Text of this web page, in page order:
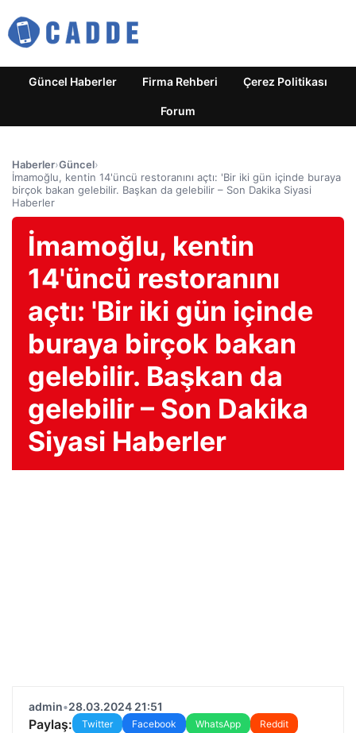
Güncel Haberler Firma Rehberi Çerez Politikası
Forum
Haberler›Güncel›
İmamoğlu, kentin 14'üncü restoranını açtı: 'Bir iki gün içinde buraya
birçok bakan gelebilir. Başkan da gelebilir – Son Dakika Siyasi
Haberler
İmamoğlu, kentin
14'üncü restoranını
açtı: 'Bir iki gün içinde
buraya birçok bakan
gelebilir. Başkan da
gelebilir – Son Dakika
Siyasi Haberler
admin•28.03.2024 21:51
Paylaş: Twitter Facebook WhatsApp
Reddit